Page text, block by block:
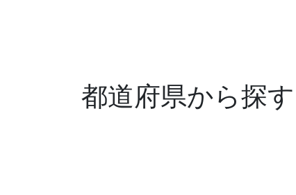
都道府県から探す